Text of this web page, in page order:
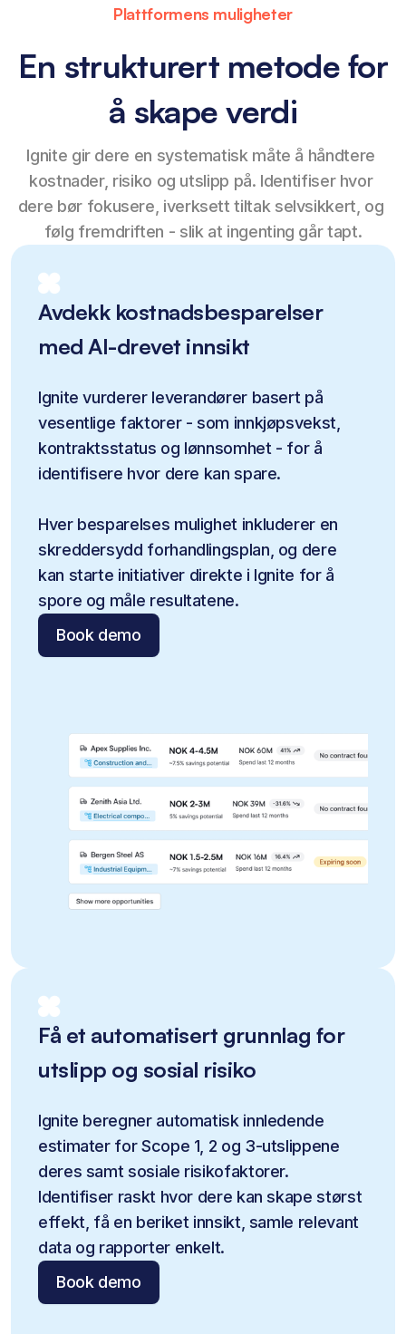
Plattformens muligheter
En strukturert metode for
å skape verdi
Ignite gir dere en systematisk måte å håndtere
kostnader, risiko og utslipp på. Identifiser hvor
dere bør fokusere, iverksett tiltak selvsikkert, og
følg fremdriften - slik at ingenting går tapt.
Avdekk kostnadsbesparelser
med AI-drevet innsikt
Ignite vurderer leverandører basert på
vesentlige faktorer - som innkjøpsvekst,
kontraktsstatus og lønnsomhet - for å
identifisere hvor dere kan spare.
Hver besparelses mulighet inkluderer en
skreddersydd forhandlingsplan, og dere
kan starte initiativer direkte i Ignite for å
spore og måle resultatene.
Book demo
Få et automatisert grunnlag for
utslipp og sosial risiko
Ignite beregner automatisk innledende
estimater for Scope 1, 2 og 3-utslippene
deres samt sosiale risikofaktorer.
Identifiser raskt hvor dere kan skape størst
effekt, få en beriket innsikt, samle relevant
data og rapporter enkelt.
Book demo